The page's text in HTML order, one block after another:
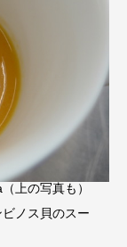
上の写真も）
ノス貝のスー